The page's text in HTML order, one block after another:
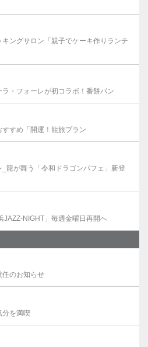
ングサロン「親子でケーキ作りランチ
・フォーレが初コラボ！番餅パン
すめ「開運！龍旅プラン
龍が舞う「令和ドラゴンパフェ」新登
JAZZ-NIGHT」毎週金曜日再開へ
任のお知らせ
分を満喫